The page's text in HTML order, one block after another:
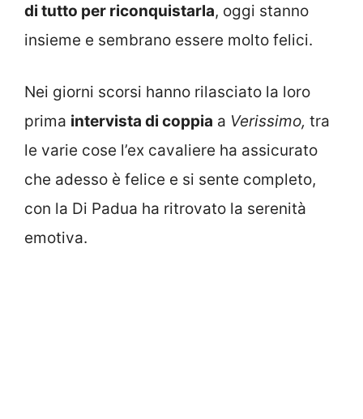
di tutto per riconquistarla, oggi stanno
insieme e sembrano essere molto felici.
Nei giorni scorsi hanno rilasciato la loro
prima intervista di coppia a Verissimo, tra
le varie cose l’ex cavaliere ha assicurato
che adesso è felice e si sente completo,
con la Di Padua ha ritrovato la serenità
emotiva.